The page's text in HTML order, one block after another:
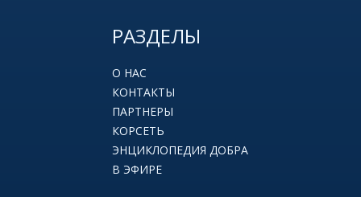
РАЗДЕЛЫ
О НАС
КОНТАКТЫ
ПАРТНЕРЫ
КОРСЕТЬ
ЭНЦИКЛОПЕДИЯ ДОБРА
В ЭФИРЕ